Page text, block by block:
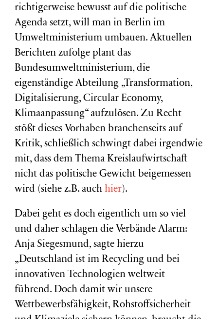
richtigerweise bewusst auf die politische
Agenda setzt, will man in Berlin im
Umweltministerium umbauen. Aktuellen
Berichten zufolge plant das
Bundesumweltministerium, die
eigenständige Abteilung „Transformation,
Digitalisierung, Circular Economy,
Klimaanpassung“ aufzulösen. Zu Recht
stößt dieses Vorhaben branchenseits auf
Kritik, schließlich schwingt dabei irgendwie
mit, dass dem Thema Kreislaufwirtschaft
nicht das politische Gewicht beigemessen
wird (siehe z.B. auch hier).
Dabei geht es doch eigentlich um so viel
und daher schlagen die Verbände Alarm:
Anja Siegesmund, sagte hierzu
„Deutschland ist im Recycling und bei
innovativen Technologien weltweit
führend. Doch damit wir unsere
Wettbewerbsfähigkeit, Rohstoffsicherheit